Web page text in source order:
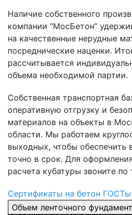
Наличие собственного
компании “МосБетон”
на качественные нерудные
посреднические наценки.
рассчитывается
объема необходимой партии.
Собственная транспортная
оперативную отгрузку и
материалов на объекты в
области. Мы работаем
выходных, чтобы обеспечить
точно в срок. Для
расчета кубатуры звоните по
Сертификаты на бетон ГОСТы
Объем ленточного